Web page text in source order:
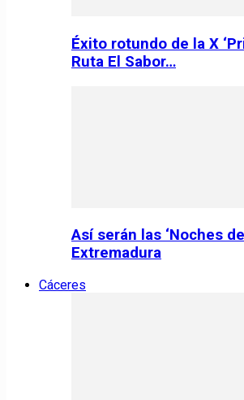
Éxito rotundo de la X
Ruta El Sabor…
Así serán las ‘Noches
Extremadura
Cáceres